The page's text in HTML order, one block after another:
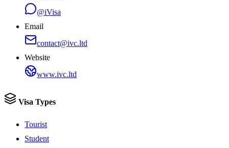
@iVisa
Email
contact@ivc.ltd
Website
www.ivc.ltd
Visa Types
Tourist
Student